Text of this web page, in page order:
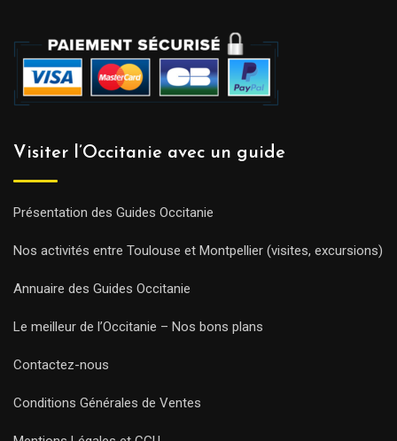
Visiter l’Occitanie avec un guide
Présentation des Guides Occitanie
Nos activités entre Toulouse et Montpellier (visites, excursions)
Annuaire des Guides Occitanie
Le meilleur de l’Occitanie – Nos bons plans
Contactez-nous
Conditions Générales de Ventes